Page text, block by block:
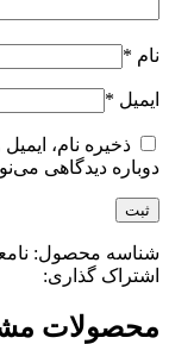
نام *
ایمیل *
ذخیره نام،
دوباره دیدگاهی
شناسه محصول:
اشتراک گذاری:
محصولات